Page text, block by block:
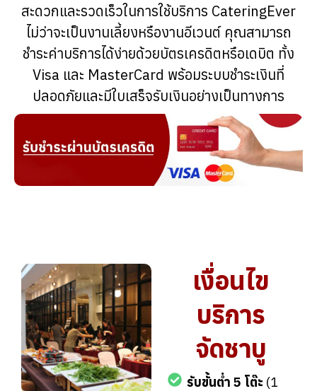
สะดวกและรวดเร็วในการใช้บริการ CateringEver
ไม่ว่าจะเป็นงานเลี้ยงหรืองานอีเวนต์ คุณสามารถ
ชำระค่าบริการได้ง่ายด้วยบัตรเครดิตหรือเดบิต ทั้ง
Visa และ MasterCard พร้อมระบบชำระเงินที่
ปลอดภัยและมีใบเสร็จรับเงินอย่างเป็นทางการ
เงื่อนไข
บริการ
จัดชาบู
รับขั้นต่ำ 5 โต๊ะ (1